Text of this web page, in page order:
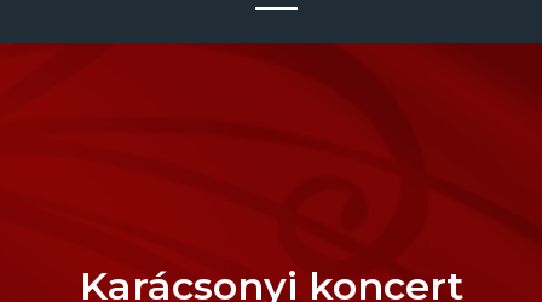
Karácsonyi koncert